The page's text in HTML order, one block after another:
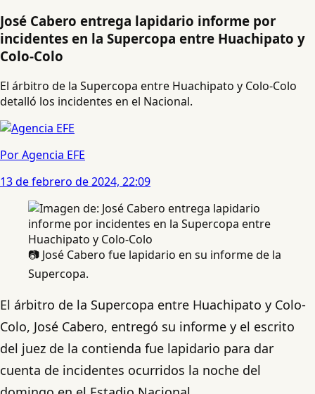
José Cabero entrega lapidario informe por
incidentes en la Supercopa entre Huachipato y
Colo-Colo
El árbitro de la Supercopa entre Huachipato y Colo-Colo
detalló los incidentes en el Nacional.
Por Agencia EFE
13 de febrero de 2024, 22:09
📷 José Cabero fue lapidario en su informe de la
Supercopa.
El árbitro de la Supercopa entre Huachipato y Colo-
Colo, José Cabero, entregó su informe y el escrito
del juez de la contienda fue lapidario para dar
cuenta de incidentes ocurridos la noche del